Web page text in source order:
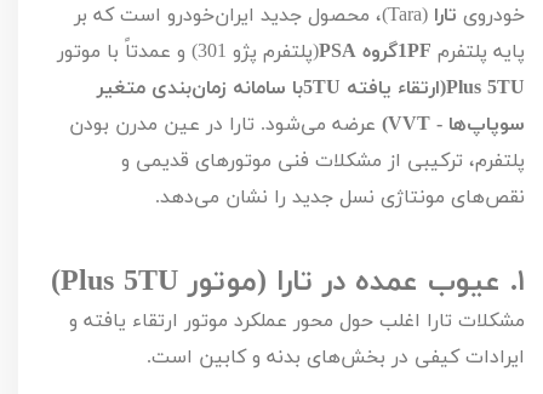
خودروی تارا (
Tara)، محصول جدید ایران‌خودرو است که بر
پایه پلتفرم PF1گروه PSA(پلتفرم پژو 301) و عمدتاً با موتور
TU
5
Plus(ارتقاء یافته TU 5با سامانه زمان‌بندی متغیر
سوپاپ‌ها - VVT
) عرضه می‌شود. تارا در عین مدرن بودن
پلتفرم، ترکیبی از مشکلات فنی موتورهای قدیمی و
نقص‌های مونتاژی نسل جدید را نشان می‌دهد.
۱. عیوب عمده در تارا (موتور TU
5
Plus
)
مشکلات تارا اغلب حول محور عملکرد موتور ارتقاء یافته و
ایرادات کیفی در بخش‌های بدنه و کابین است.